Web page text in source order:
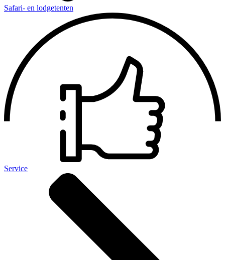
Safari- en lodgetenten
Service